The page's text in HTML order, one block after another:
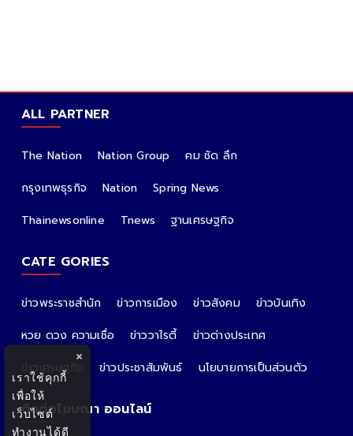
ALL PARTNER
The Nation Nation Group
คม ชัด ลึก
กรุงเทพธุรกิจ
Nation
Spring News
Thainewsonline
Tnews ฐานเศรษฐกิจ
CATE GORIES
ข่าวพระราชสำนัก ข่าวการเมือง ข่าวสังคม
ข่าวบันเทิง
หวย ดวง ความเชื่อ
ข่าววาไรตี้
ข่าวต่างประเทศ
ข่าวเศรษฐกิจ
ข่าวประชาสัมพันธ์ นโยบายการเป็นส่วนตัว
ติดต่อโฆษณา ออนไลน์
×
เราใช้คุกกี้
เพื่อให้
เว็บไซต์
ทำงานได้ดี